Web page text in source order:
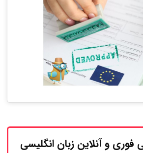
و آنلاین زبان انگلیسی